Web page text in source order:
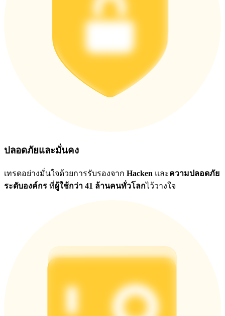
ปลอดภัยและมั่นคง
เทรดอย่างมั่นใจด้วยการรับรองจาก Hacken และความปลอดภัย
ระดับองค์กร ที่ผู้ใช้กว่า 41 ล้านคนทั่วโลกไว้วางใจ